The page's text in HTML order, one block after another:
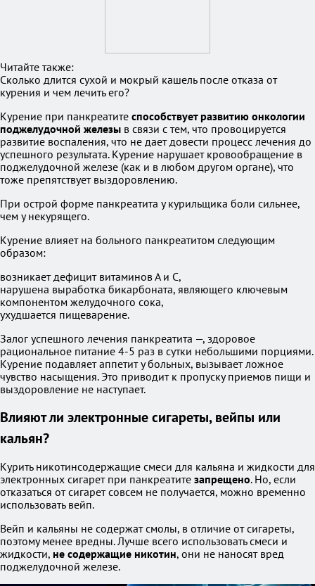
Читайте также:
Сколько длится сухой и мокрый кашель после отказа от
курения и чем лечить его?
Курение при панкреатите способствует развитию онкологии
поджелудочной железы в связи с тем, что провоцируется
развитие воспаления, что не дает довести процесс лечения до
успешного результата. Курение нарушает кровообращение в
поджелудочной железе (как и в любом другом органе), что
тоже препятствует выздоровлению.
При острой форме панкреатита у курильщика боли сильнее,
чем у некурящего.
Курение влияет на больного панкреатитом следующим
образом:
возникает дефицит витаминов А и С,
нарушена выработка бикарбоната, являющего ключевым
компонентом желудочного сока,
ухудшается пищеварение.
Залог успешного лечения панкреатита —, здоровое
рациональное питание 4-5 раз в сутки небольшими порциями.
Курение подавляет аппетит у больных, вызывает ложное
чувство насыщения. Это приводит к пропуску приемов пищи и
выздоровление не наступает.
Влияют ли электронные сигареты, вейпы или
кальян?
Курить никотинсодержащие смеси для кальяна и жидкости для
электронных сигарет при панкреатите запрещено. Но, если
отказаться от сигарет совсем не получается, можно временно
использовать вейп.
Вейп и кальяны не содержат смолы, в отличие от сигареты,
поэтому менее вредны. Лучше всего использовать смеси и
жидкости, не содержащие никотин, они не наносят вред
поджелудочной железе.